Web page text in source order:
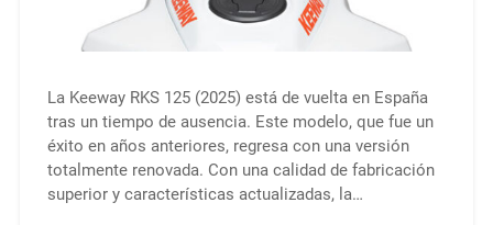
La Keeway RKS 125 (2025) está de vuelta en España
tras un tiempo de ausencia. Este modelo, que fue un
éxito en años anteriores, regresa con una versión
totalmente renovada. Con una calidad de fabricación
superior y características actualizadas, la…